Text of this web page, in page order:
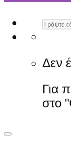
Δεν
Για
στο